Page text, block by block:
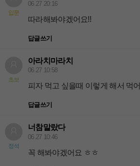
입문
06.27 20:16
따라해봐야겠어요!!
답글쓰기
초보
아라치마라치
06.27 10:58
피자 먹고 싶을때 이렇게 해서 먹
답글쓰기
정석
너참말랐다
06.27 10:46
꼭 해봐야겠어요 ㅎㅎ